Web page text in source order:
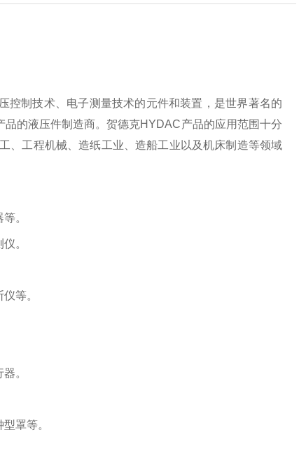
控制技术、电子测量技术的元件和装置，是世界著名的
的液压件制造商。贺德克HYDAC产品的应用范围十分
、工程机械、造纸工业、造船工业以及机床制造等领域
。
。
等。
。
罩等。